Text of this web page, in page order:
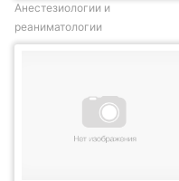
Анестезиологии и
реаниматологии